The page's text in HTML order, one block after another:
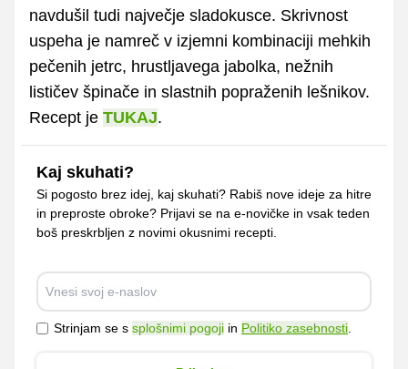
navdušil tudi največje sladokusce. Skrivnost
uspeha je namreč v izjemni kombinaciji mehkih
pečenih jetrc, hrustljavega jabolka, nežnih
lističev špinače in slastnih popraženih lešnikov.
Recept je TUKAJ.
Kaj skuhati?
Si pogosto brez idej, kaj skuhati? Rabiš nove ideje za hitre
in preproste obroke? Prijavi se na e-novičke in vsak teden
boš preskrbljen z novimi okusnimi recepti.
Strinjam se s splošnimi pogoji in Politiko zasebnosti